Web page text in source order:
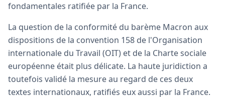
fondamentales ratifiée par la France.
La question de la conformité du barème Macron aux
dispositions de la convention 158 de l'Organisation
internationale du Travail (OIT) et de la Charte sociale
européenne était plus délicate. La haute juridiction a
toutefois validé la mesure au regard de ces deux
textes internationaux, ratifiés eux aussi par la France.